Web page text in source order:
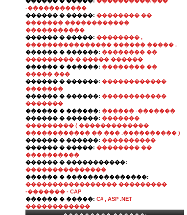
-�����������
������ � �����: �������� ��
������� ������������
�����������
������ � �����: �������� ,
���������������� ������ ����� .
������ � ������: �������� ��
��������� � ����� ������
������ � ������: �������� ��
����� ���
������ � ������: ������������
�������
������ � ������: ������������
�������
������ � ������: ������ -�������
������ � ������: �������
��������� ( �������������
������������ �� ��� .���������� )
������ � ������: ����������
������ � �����: �������� ��
����������
������ � �����������:
���������������
������ � ���������������:
����������������� ���������
-������� - CAP
������ � �����: C# , ASP .NET
������������